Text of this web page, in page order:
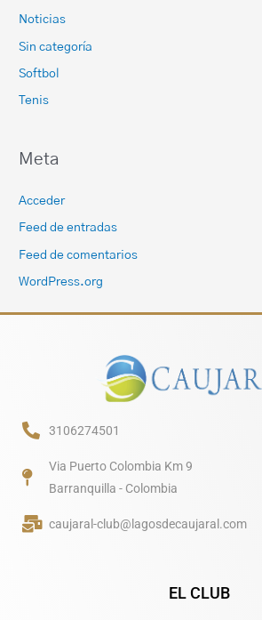
Noticias
Sin categoría
Softbol
Tenis
Meta
Acceder
Feed de entradas
Feed de comentarios
WordPress.org
3106274501
Via Puerto Colombia Km 9
Barranquilla - Colombia
caujaral-club@lagosdecaujaral.com
EL CLUB